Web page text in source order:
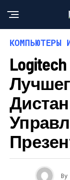
КОМПЬЮТЕРЫ
By